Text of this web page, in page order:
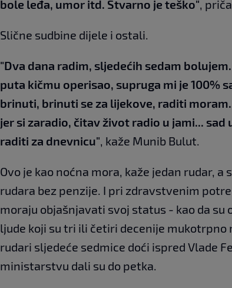
bole leđa, umor itd. Stvarno je teško" ,
Slične sudbine dijele i ostali.
"Dva dana radim, sljedećih sedam
puta kičmu operisao, supruga mi je 100%
brinuti, brinuti se za lijekove, raditi
jer si zaradio, čitav život radio u jami...
raditi za dnevnicu" , kaže Munib Bulut.
Ovo je kao noćna mora, kaže jedan rudar,
rudara bez penzije. I pri zdravstvenim
moraju objašnjavati svoj status - kao da su
ljude koji su tri ili četiri decenije mukotrpno
rudari sljedeće sedmice doći ispred Vlade
ministarstvu dali su do petka.